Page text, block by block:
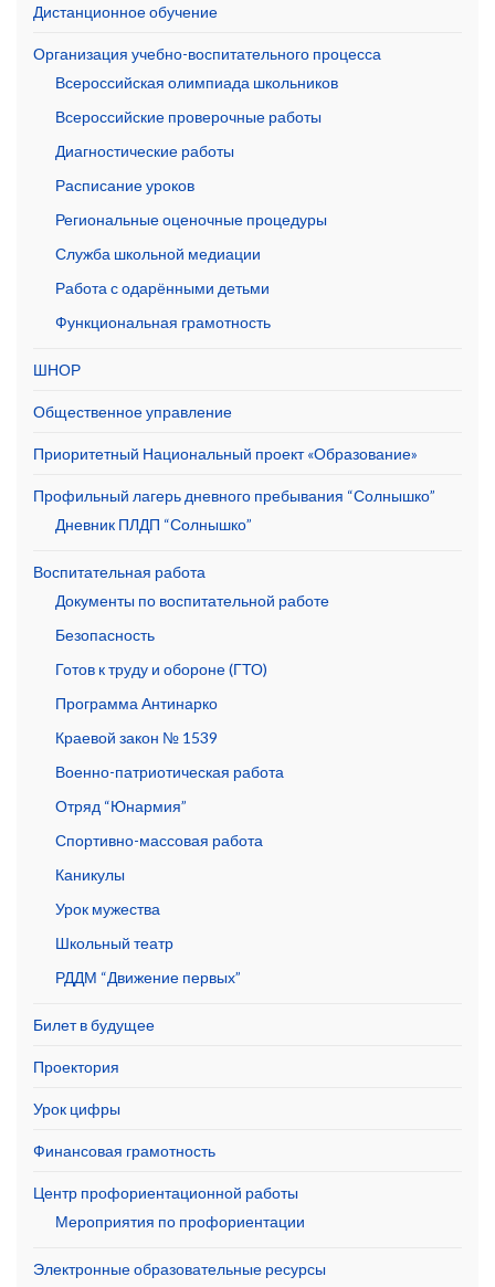
Дистанционное обучение
Организация учебно-воспитательного процесса
Всероссийская олимпиада школьников
Всероссийские проверочные работы
Диагностические работы
Расписание уроков
Региональные оценочные процедуры
Служба школьной медиации
Работа с одарёнными детьми
Функциональная грамотность
ШНОР
Общественное управление
Приоритетный Национальный проект «Образование»
Профильный лагерь дневного пребывания “Солнышко”
Дневник ПЛДП “Солнышко”
Воспитательная работа
Документы по воспитательной работе
Безопасность
Готов к труду и обороне (ГТО)
Программа Антинарко
Краевой закон № 1539
Военно-патриотическая работа
Отряд “Юнармия”
Спортивно-массовая работа
Каникулы
Урок мужества
Школьный театр
РДДМ “Движение первых”
Билет в будущее
Проектория
Урок цифры
Финансовая грамотность
Центр профориентационной работы
Мероприятия по профориентации
Электронные образовательные ресурсы